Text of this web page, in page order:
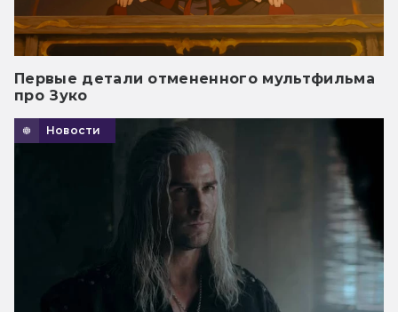
Первые детали отмененного мультфильма
про Зуко
Новости